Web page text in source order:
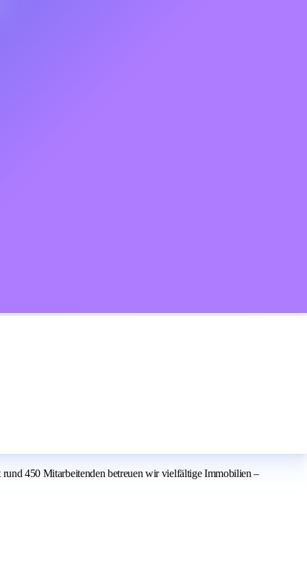
450 Mitarbeitenden betreuen wir vielfältige Immobilien –